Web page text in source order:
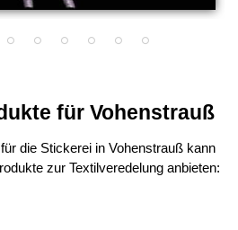
für Vohenstrauß
die Stickerei in Vohenstrauß kann
zur Textilveredelung anbieten: